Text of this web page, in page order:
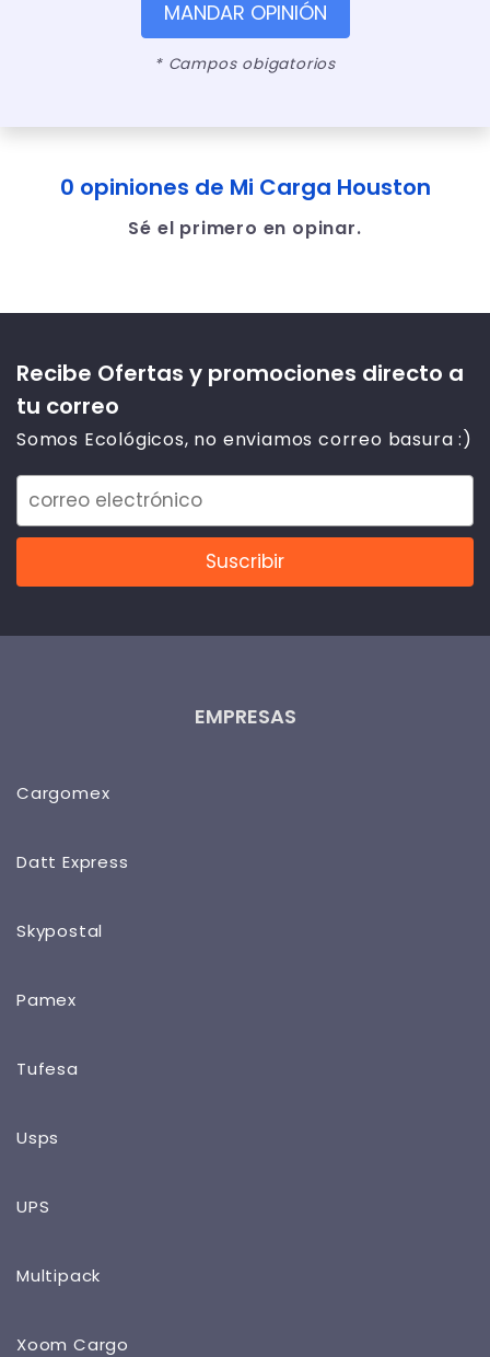
MANDAR OPINIÓN
* Campos obigatorios
0 opiniones de Mi Carga Houston
Sé el primero en opinar.
Recibe Ofertas y promociones directo a
tu correo
Somos Ecológicos, no enviamos correo basura :)
EMPRESAS
Cargomex
Datt Express
Skypostal
Pamex
Tufesa
Usps
UPS
Multipack
Xoom Cargo